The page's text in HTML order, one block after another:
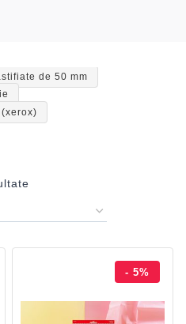
- 5%
de 50 mm